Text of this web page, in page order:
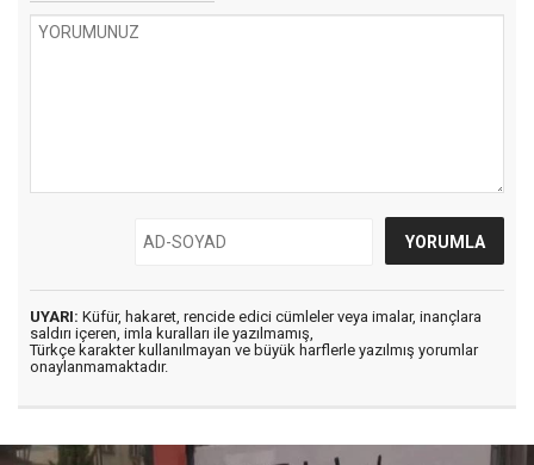
UYARI: Küfür, hakaret, rencide edici cümleler veya imalar, inançlara
saldırı içeren, imla kuralları ile yazılmamış,
Türkçe karakter kullanılmayan ve büyük harflerle yazılmış yorumlar
onaylanmamaktadır.